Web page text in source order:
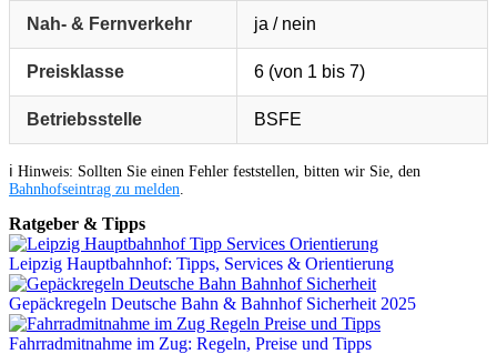
Nah- & Fernverkehr ja / nein
Preisklasse 6 (von 1 bis 7)
Betriebsstelle BSFE
ℹ️ Hinweis: Sollten Sie einen Fehler feststellen, bitten wir Sie, den
Bahnhofseintrag zu melden
Ratgeber & Tipps
Leipzig Hauptbahnhof: Tipps, Services & Orientierung
Gepäckregeln Deutsche Bahn & Bahnhof Sicherheit 2025
Fahrradmitnahme im Zug: Regeln, Preise und Tipps